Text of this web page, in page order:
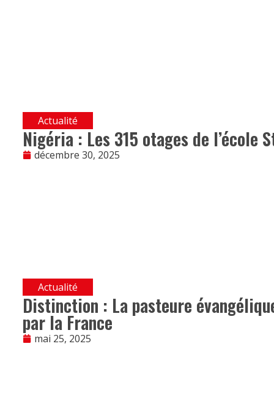
Actualité
Nigéria : Les 315 otages de l’école
décembre 30, 2025
Actualité
Distinction : La pasteure
par la France
mai 25, 2025